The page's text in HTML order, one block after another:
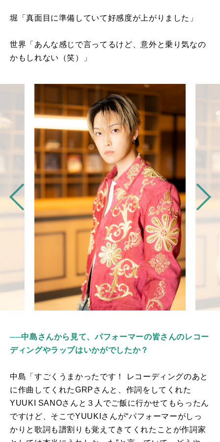
堀「真面目に準備していて好感度が上がりました」
世界「あんな感じで言ってるけど、意外と乗り気なの
かもしれない（笑）」
──中島さんから見て、パフォーマーの皆さんのレコー
ディングやラップはいかがでしたか？
中島「すごくうまかったです！ レコーディングのあと
に作曲してくれたGRP さんと、作詞をしてくれた
YUUKI SANOさんと３人でご飯に行かせてもらったん
ですけど、そこでYUUKI さんが“パフォーマーがしっ
かりと歌詞も譜割りも覚えてきてくれたことが作詞家